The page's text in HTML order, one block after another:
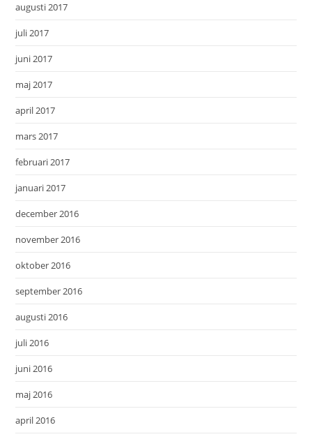
augusti 2017
juli 2017
juni 2017
maj 2017
april 2017
mars 2017
februari 2017
januari 2017
december 2016
november 2016
oktober 2016
september 2016
augusti 2016
juli 2016
juni 2016
maj 2016
april 2016